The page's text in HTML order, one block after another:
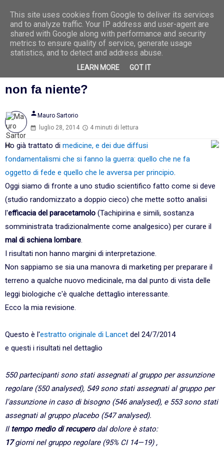
8 Ago
2026
Paracetamolo: fa bene o fa male? O
non fa niente?
person Mauro Sartorio
luglio 28, 2014
4 minuti di lettura
Ho già trattato di medicine, e dei due diffusi
fondamentalismi che si fanno la guerra: quello che ne fa
oggetto di fede e quello che le avversa per principio.
Oggi siamo di fronte a uno studio scientifico fatto come si deve
(studio randomizzato a doppio cieco) che mette sotto analisi
l'efficacia del paracetamolo (Tachipirina e simili, sostanza
somministrata tradizionalmente come analgesico) per curare il
mal di schiena lombare.
I risultati non hanno margini di interpretazione.
Non sappiamo se sia una manovra di marketing per preparare il
terreno a qualche nuovo medicinale, ma dal punto di vista delle
leggi biologiche c'è qualche dettaglio interessante.
Ecco la mia revisione.
Questo è l'estratto originale di Lancet del 24/7/2014
e questi i risultati nel dettaglio
550 partecipanti sono stati assegnati al gruppo per assunzione
regolare (550 analysed), 549 sono stati assegnati al gruppo per
l'assunzione in caso di bisogno (546 analysed), e 553 sono stati
assegnati al gruppo placebo (547 analysed).
Iltempo medio di recuperodal dolore è stato:
17giorni nel gruppo regolare (95% CI 14—19) ,
This site uses cookies from Google to deliver its services
and to analyze traffic. Your IP address and user-agent are
shared with Google along with performance and security
metrics to ensure quality of service, generate usage
statistics, and to detect and address abuse.
LEARN MORE GOT IT